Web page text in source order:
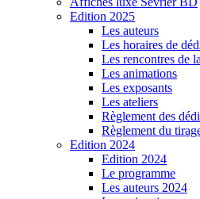
Edition 2025
Les auteurs
Les horaires de
Les rencontres de
Les animations
Les exposants
Les ateliers
Règlement des
Règlement du
Edition 2024
Edition 2024
Le programme
Les auteurs 2024